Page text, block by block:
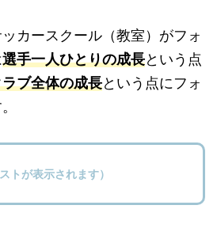
カースクール（教室）がフォ
選手一人ひとりの成長という点
ブ全体の成長という点にフォ
トが表示されます）